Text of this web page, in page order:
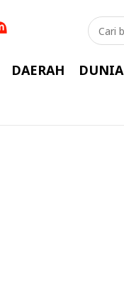
DAERAH DUNIA